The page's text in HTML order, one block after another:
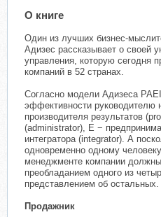
О книге
Один из лучших бизнес-
Адизес рассказывает о своей
управления, которую сегодня
компаний в 52 странах.
Согласно модели Адизеса
эффективности руководителю
производителя результатов
(administrator), Е −
интегратора (integrator). А
одновременно одному
менеджменте компании
преобладанием одного из
представлением об остальных.
Продажник